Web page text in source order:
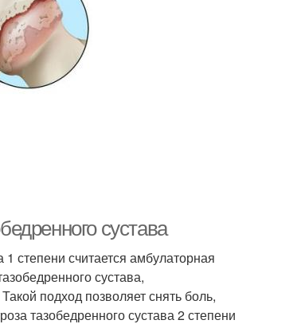
сустава
степени считается амбулаторная
сустава,
подход позволяет снять боль,
тазобедренного сустава 2 степени